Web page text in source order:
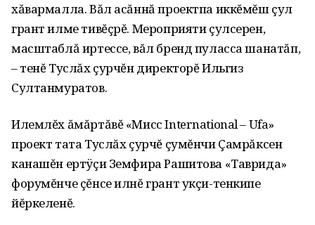
хăвармалла. Вăл асăннă проектпа иккĕмĕш çул
грант илме тивĕçрĕ. Мероприяти çулсерен‚
масштаблă иртессе‚ вăл бренд пуласса шанатăп‚
– тенĕ Туслăх çурчĕн директорĕ Ильгиз
Султанмуратов.
Илемлĕх ăмăртăвĕ «Мисс International – Ufa»
проект тата Туслăх çурчĕ çумĕнчи Çамрăксен
канашĕн ертÿçи Земфира Рашитова «Таврида»
форумĕнче çĕнсе илнĕ грант укçи-тенкипе
йĕркеленĕ.